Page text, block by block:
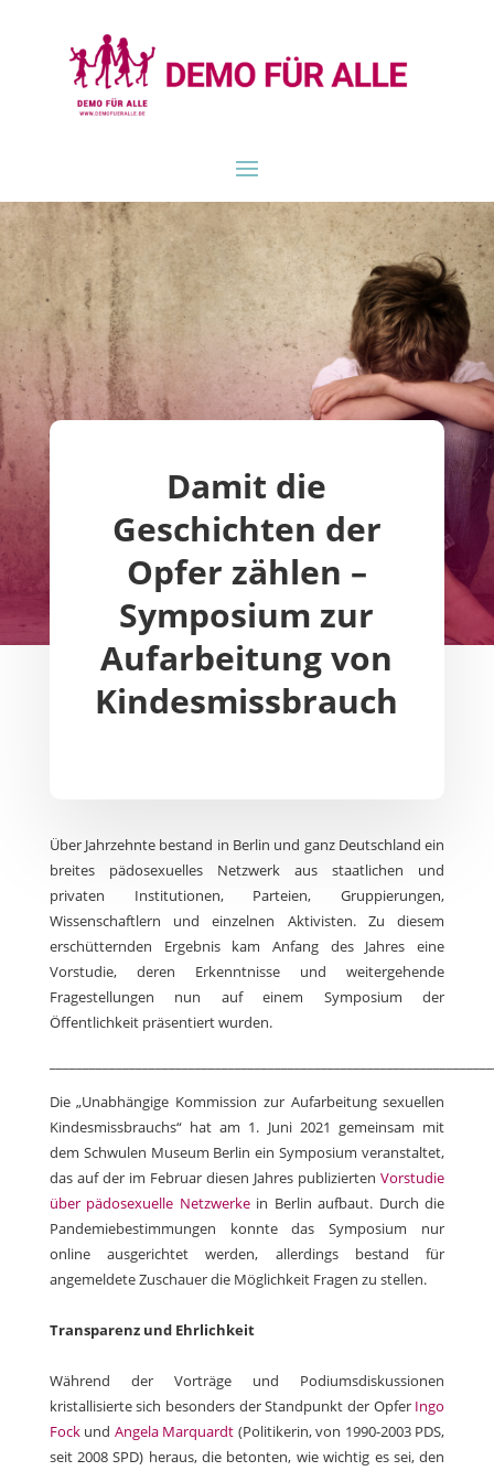
Damit die
Geschichten der
Opfer zählen –
Symposium zur
Aufarbeitung von
Kindesmissbrauch
Über Jahrzehnte bestand in Berlin und ganz Deutschland ein
breites pädosexuelles Netzwerk aus staatlichen und
privaten Institutionen, Parteien, Gruppierungen,
Wissenschaftlern und einzelnen Aktivisten. Zu diesem
erschütternden Ergebnis kam Anfang des Jahres eine
Vorstudie, deren Erkenntnisse und weitergehende
Fragestellungen nun auf einem Symposium der
Öffentlichkeit präsentiert wurden.
Die „Unabhängige Kommission zur Aufarbeitung sexuellen
Kindesmissbrauchs“ hat am 1. Juni 2021 gemeinsam mit
dem Schwulen Museum Berlin ein Symposium veranstaltet,
das auf der im Februar diesen Jahres publiziertenVorstudie
über pädosexuelle Netzwerkein Berlin aufbaut. Durch die
Pandemiebestimmungen konnte das Symposium nur
online ausgerichtet werden, allerdings bestand für
angemeldete Zuschauer die Möglichkeit Fragen zu stellen.
Transparenz und Ehrlichkeit
Während der Vorträge und Podiumsdiskussionen
kristallisierte sich besonders der Standpunkt der Opfer Ingo
Fockund Angela Marquardt (Politikerin, von 1990-2003 PDS,
seit 2008 SPD) heraus, die betonten, wie wichtig es sei, den